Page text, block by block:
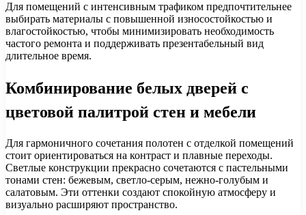
Для помещений с интенсивным трафиком предпочтительнее
выбирать материалы с повышенной износостойкостью и
влагостойкостью, чтобы минимизировать необходимость
частого ремонта и поддерживать презентабельный вид
длительное время.
Комбинирование белых дверей с
цветовой палитрой стен и мебели
Для гармоничного сочетания полотен с отделкой помещений
стоит ориентироваться на контраст и плавные переходы.
Светлые конструкции прекрасно сочетаются с пастельными
тонами стен: бежевым, светло-серым, нежно-голубым и
салатовым. Эти оттенки создают спокойную атмосферу и
визуально расширяют пространство.